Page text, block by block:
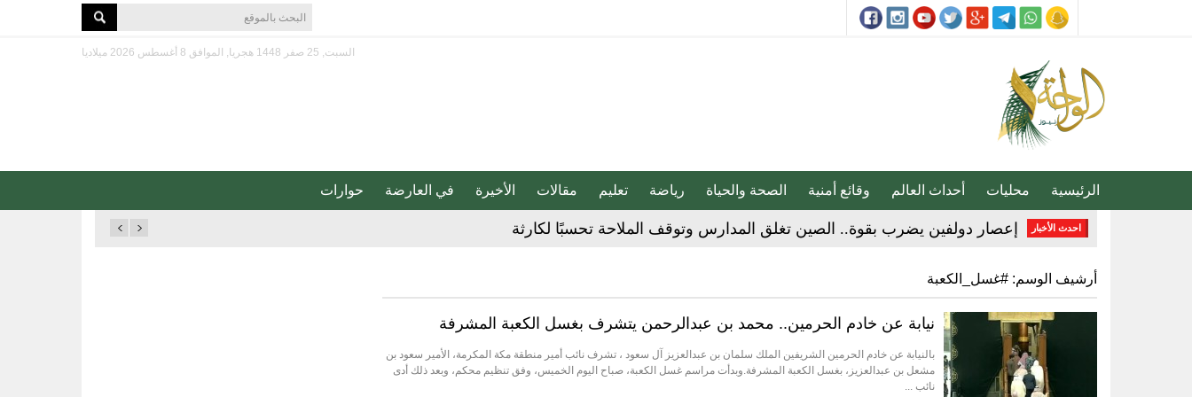
السبت, 25 صفر 1448 هجريا, الموافق 8 أغسطس 2026 ميلاديا
الرئيسية محليات أحداث العالم وقائع أمنية الصحة والحياة رياضة تعليم مقالات الأخيرة في العارضة حوارات
احدث الأخبار إعصار دولفين يضرب بقوة.. الصين تغلق المدارس وتوقف الملاحة تحسبًا لكارثة
مجلس الأمن يدين اعتداءات مليشيا الحوثي على المملكة والسفن
إنذار جوي في الأحساء.. موجة حر شديدة تضرب المنطقة الشرقية
تقنية جديدة تقلل دهون البطاطس المقلية دون التأثير على الطعم
أرشيف الوسم: #غسل_الكعبة
نيابة عن خادم الحرمين.. محمد بن عبدالرحمن يتشرف بغسل الكعبة المشرفة
بالنيابة عن خادم الحرمين الشريفين الملك سلمان بن عبدالعزيز آل سعود ، تشرف نائب أمير منطقة مكة المكرمة، الأمير سعود بن
مشعل بن عبدالعزيز، بغسل الكعبة المشرفة.وبدأت مراسم غسل الكعبة، صباح اليوم الخميس، وفق تنظيم محكم، وبعد ذلك أدى
نائب ...